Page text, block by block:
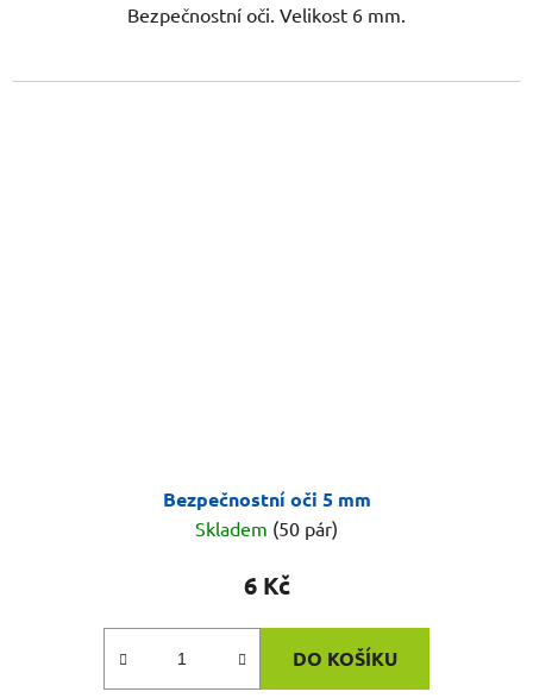
Bezpečnostní oči. Velikost 6 mm.
Bezpečnostní oči 5 mm
Skladem (50 pár)
6 Kč
DO KOŠÍKU